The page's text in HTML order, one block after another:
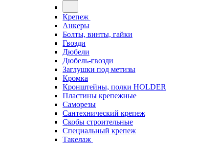
Крепеж
Анкеры
Болты, винты, гайки
Гвозди
Дюбели
Дюбель-гвозди
Заглушки под метизы
Кромка
Кронштейны, полки НОLDER
Пластины крепежные
Саморезы
Сантехнический крепеж
Скобы строительные
Специальный крепеж
Такелаж